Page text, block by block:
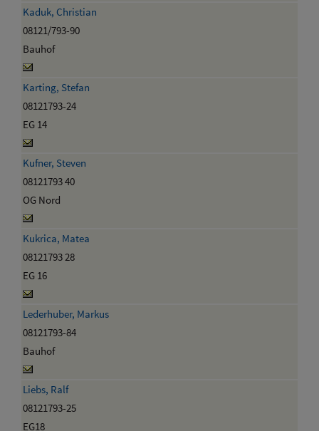
Kaduk, Christian
08121/793-90
Bauhof
Karting, Stefan
08121793-24
EG 14
Kufner, Steven
08121793 40
OG Nord
Kukrica, Matea
08121793 28
EG 16
Lederhuber, Markus
08121793-84
Bauhof
Liebs, Ralf
08121793-25
EG18